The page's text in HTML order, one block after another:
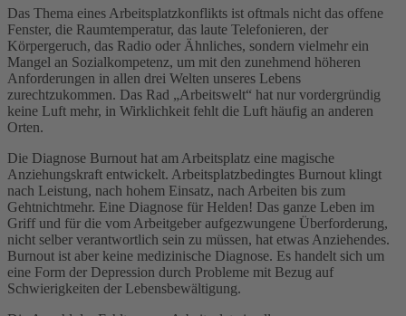
Das Thema eines Arbeitsplatzkonflikts ist oftmals nicht das offene
Fenster, die Raumtemperatur, das laute Telefonieren, der
Körpergeruch, das Radio oder Ähnliches, sondern vielmehr ein
Mangel an Sozialkompetenz, um mit den zunehmend höheren
Anforderungen in allen drei Welten unseres Lebens
zurechtzukommen. Das Rad „Arbeitswelt“ hat nur vordergründig
keine Luft mehr, in Wirklichkeit fehlt die Luft häufig an anderen
Orten.
Die Diagnose Burnout hat am Arbeitsplatz eine magische
Anziehungskraft entwickelt. Arbeitsplatzbedingtes Burnout klingt
nach Leistung, nach hohem Einsatz, nach Arbeiten bis zum
Gehtnichtmehr. Eine Diagnose für Helden! Das ganze Leben im
Griff und für die vom Arbeitgeber aufgezwungene Überforderung,
nicht selber verantwortlich sein zu müssen, hat etwas Anziehendes.
Burnout ist aber keine medizinische Diagnose. Es handelt sich um
eine Form der Depression durch Probleme mit Bezug auf
Schwierigkeiten der Lebensbewältigung.